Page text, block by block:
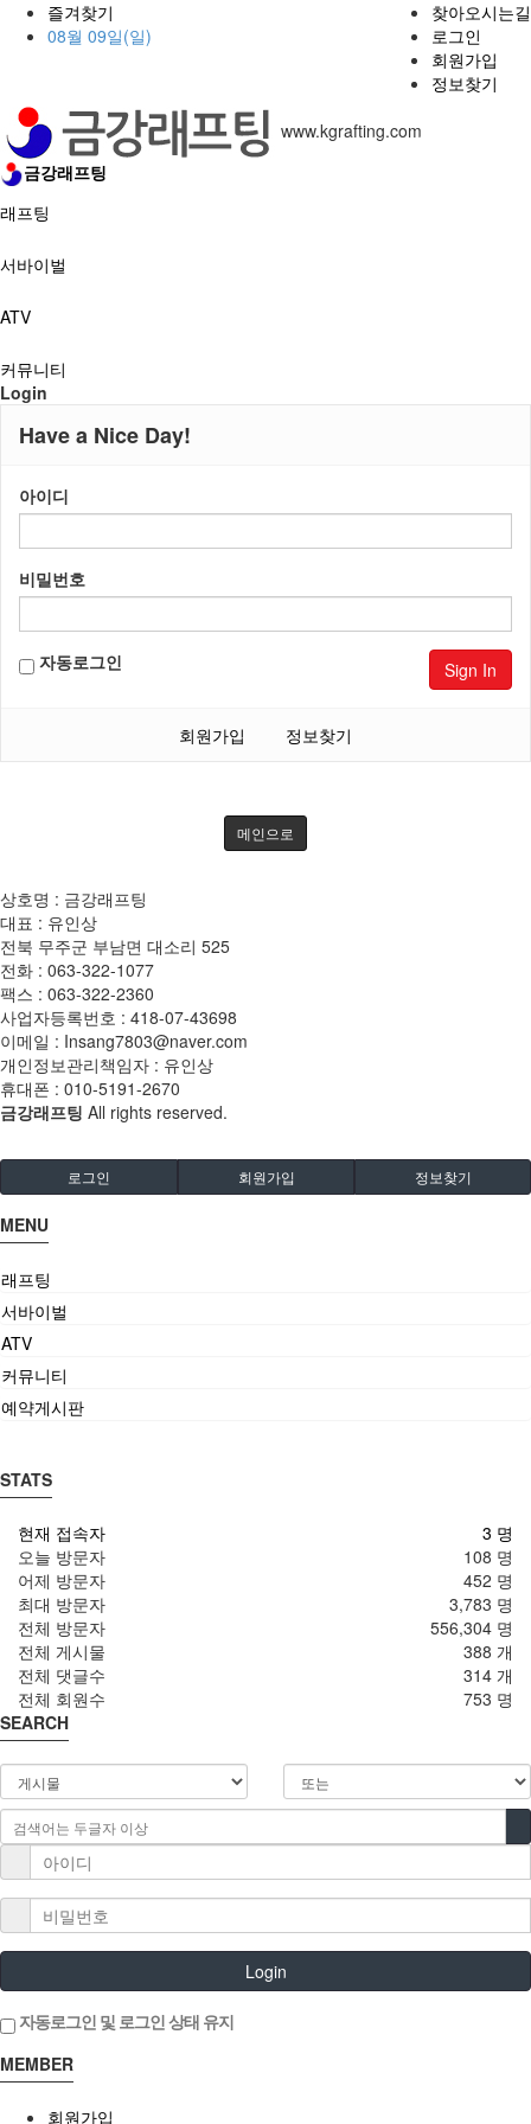
즐겨찾기
08월 09일(일)
찾아오시는길
로그인
회원가입
정보찾기
www.kgrafting.com
금강래프팅
래프팅
서바이벌
ATV
커뮤니티
Login
Have a Nice Day!
아이디
비밀번호
자동로그인 Sign In
회원가입 정보찾기
메인으로
상호명 : 금강래프팅
대표 : 유인상
전북 무주군 부남면 대소리 525
전화 : 063-322-1077
팩스 : 063-322-2360
사업자등록번호 : 418-07-43698
이메일 : Insang7803@naver.com
개인정보관리책임자 : 유인상
휴대폰 : 010-5191-2670
금강래프팅 All rights reserved.
로그인 회원가입 정보찾기
MENU
래프팅
서바이벌
ATV
커뮤니티
예약게시판
STATS
3 명
현재 접속자
108 명
오늘 방문자
452 명
어제 방문자
3,783 명
최대 방문자
556,304 명
전체 방문자
388 개
전체 게시물
314 개
전체 댓글수
753 명
전체 회원수
SEARCH
Login
자동로그인 및 로그인 상태 유지
MEMBER
회원가입